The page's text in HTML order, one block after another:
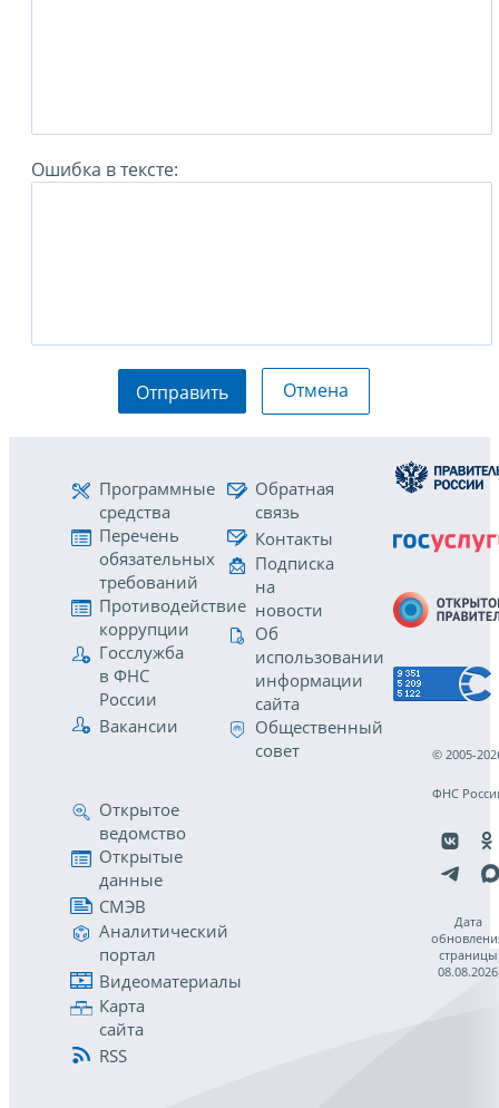
Ошибка в тексте:
Отправить Отмена
Программные
средства
Перечень
обязательных
требований
Противодействие
коррупции
Госслужба
в ФНС
России
Вакансии
Обратная
связь
Контакты
Подписка
на
новости
Об
использовании
информации
сайта
Общественный
совет
Открытое
ведомство
Открытые
данные
СМЭВ
Аналитический
портал
Видеоматериалы
Карта
сайта
RSS
© 2005-
ФНС
Дата
страницы
08.08.2026